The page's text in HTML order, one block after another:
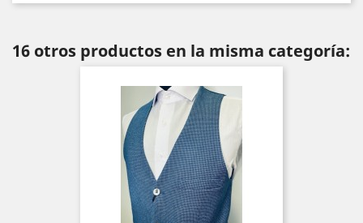
16 otros productos en la misma categoría: